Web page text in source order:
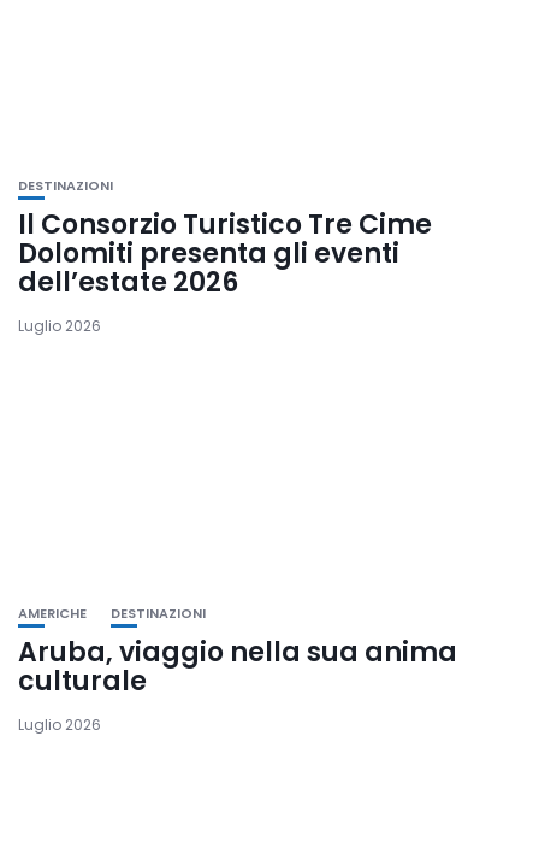
DESTINAZIONI
Il Consorzio Turistico Tre Cime
Dolomiti presenta gli eventi
dell’estate 2026
Luglio 2026
AMERICHE DESTINAZIONI
Aruba, viaggio nella sua anima
culturale
Luglio 2026